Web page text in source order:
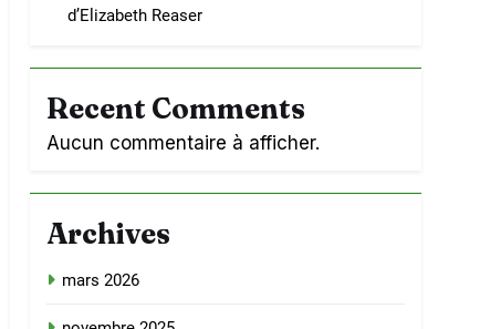
d’Elizabeth Reaser
Recent Comments
Aucun commentaire à afficher.
Archives
mars 2026